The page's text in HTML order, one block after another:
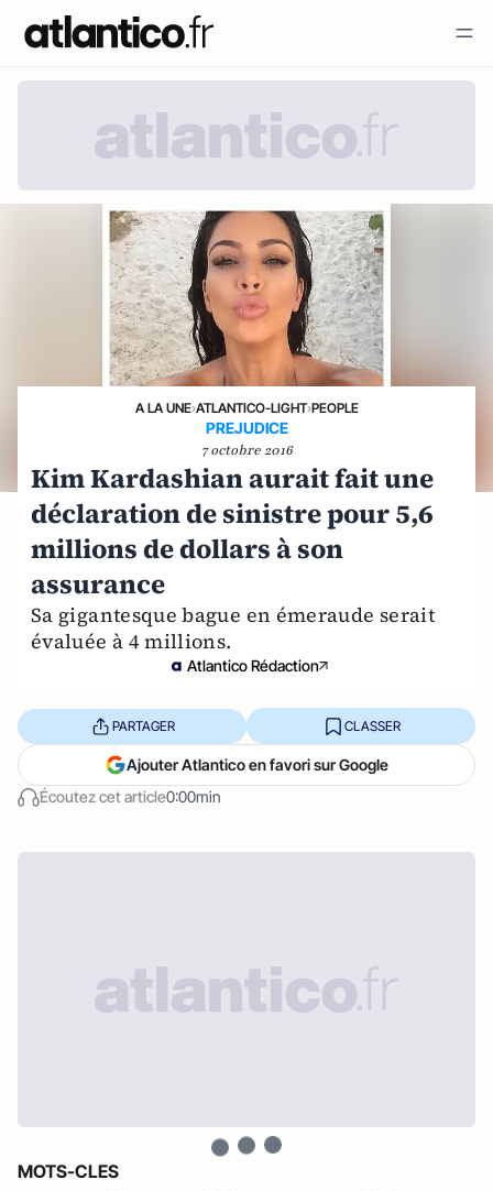
A LA UNE›ATLANTICO-LIGHT›PEOPLE
PREJUDICE
7 octobre 2016
Kim Kardashian aurait fait une
déclaration de sinistre pour 5,6
millions de dollars à son
assurance
Sa gigantesque bague en émeraude serait
évaluée à 4 millions.
Atlantico Rédaction
Écoutez cet article0:00min
PARTAGER CLASSER
Ajouter Atlantico en favori sur Google
MOTS-CLES